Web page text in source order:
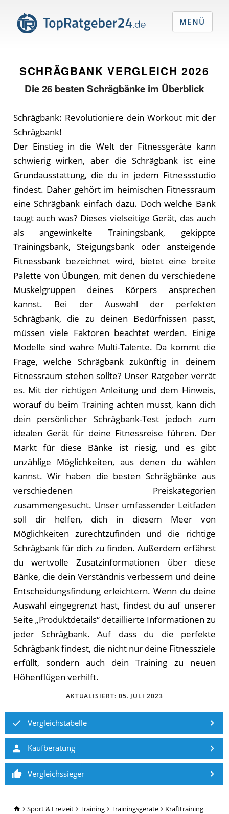
TopRatgeber24.de
Sport & Freizeit Training Trainingsgeräte
Krafttraining
SCHRÄGBANK VERGLEICH 2026
Die26 besten Schrägbänke im Überblick
Schrägbank: Revolutioniere dein Workout mit der
Schrägbank!
Der Einstieg in die Welt der Fitnessgeräte kann
schwierig wirken, aber die Schrägbank ist eine
Grundausstattung, die du in jedem Fitnessstudio
findest. Daher gehört im heimischen Fitnessraum
eine Schrägbank einfach dazu. Doch welche Bank
taugt auch was? Dieses vielseitige Gerät, das auch
als angewinkelte Trainingsbank, gekippte
Trainingsbank, Steigungsbank oder ansteigende
Fitnessbank bezeichnet wird, bietet eine breite
Palette von Übungen, mit denen du verschiedene
Muskelgruppen deines Körpers ansprechen
kannst. Bei der Auswahl der perfekten
Schrägbank, die zu deinen Bedürfnissen passt,
müssen viele Faktoren beachtet werden. Einige
Modelle sind wahre Multi-Talente. Da kommt die
Frage, welche Schrägbank zukünftig in deinem
Fitnessraum stehen sollte? Unser Ratgeber verrät
es. Mit der richtigen Anleitung und dem Hinweis,
worauf du beim Training achten musst, kann dich
dein persönlicher Schrägbank-Test jedoch zum
idealen Gerät für deine Fitnessreise führen. Der
Markt für diese Bänke ist riesig, und es gibt
unzählige Möglichkeiten, aus denen du wählen
kannst. Wir haben die besten Schrägbänke aus
verschiedenen Preiskategorien
zusammengesucht. Unser umfassender Leitfaden
soll dir helfen, dich in diesem Meer von
Möglichkeiten zurechtzufinden und die richtige
Schrägbank für dich zu finden. Außerdem erfährst
du wertvolle Zusatzinformationen über diese
Bänke, die dein Verständnis verbessern und deine
Entscheidungsfindung erleichtern. Wenn du deine
Auswahl eingegrenzt hast, findest du auf unserer
Seite „Produktdetails“ detaillierte Informationen zu
jeder Schrägbank. Auf dass du die perfekte
Schrägbank findest, die nicht nur deine Fitnessziele
erfüllt, sondern auch dein Training zu neuen
Höhenflügen verhilft.
AKTUALISIERT: 05. JULI 2023
Vergleichstabelle
Kaufberatung
Vergleichssieger
MENÜ